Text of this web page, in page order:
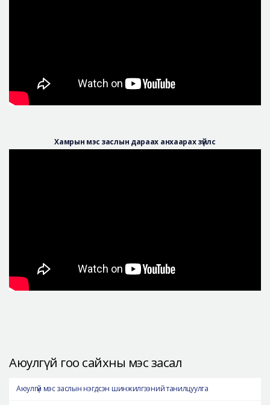
Хамрын мэс заслын дараах анхаарах зүйлс
Аюулгүй гоо сайхны мэс засал
Аюулгүй мэс заслын нэгдсэн шинжилгээний танилцуулга